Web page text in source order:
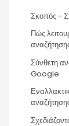
Σκοπός -
Πώς
Σύνθετη
Google